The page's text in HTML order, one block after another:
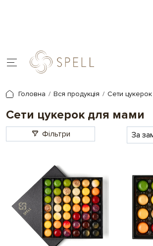
Головна Вся продукція Сети цукерок
Сети цукерок для мами
Фільтри